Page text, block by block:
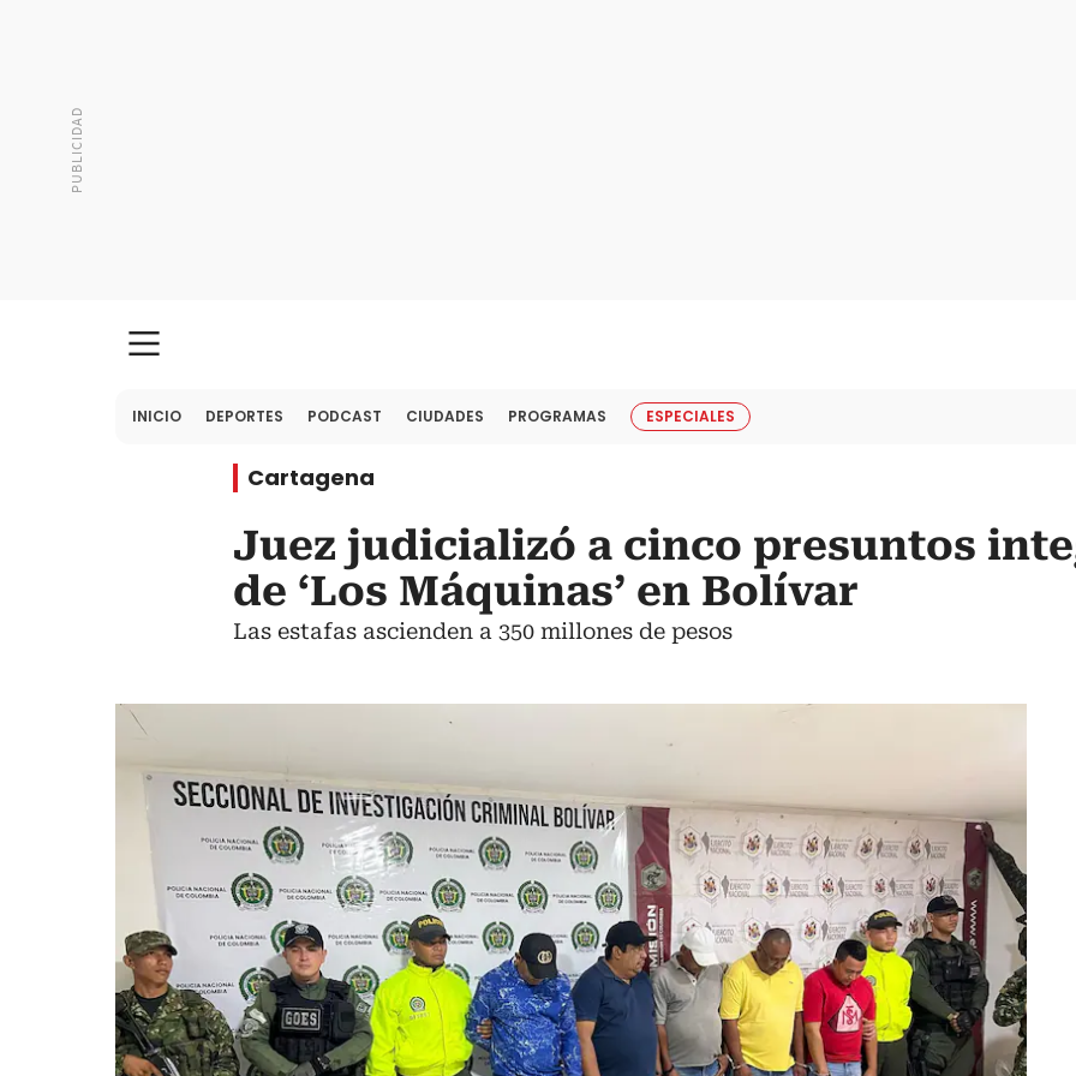
INICIO DEPORTES PODCAST CIUDADES PROGRAMAS ESPECIALES
Cartagena
Juez judicializó a cinco presuntos
de ‘Los Máquinas’ en Bolívar
Las estafas ascienden a 350 millones de pesos